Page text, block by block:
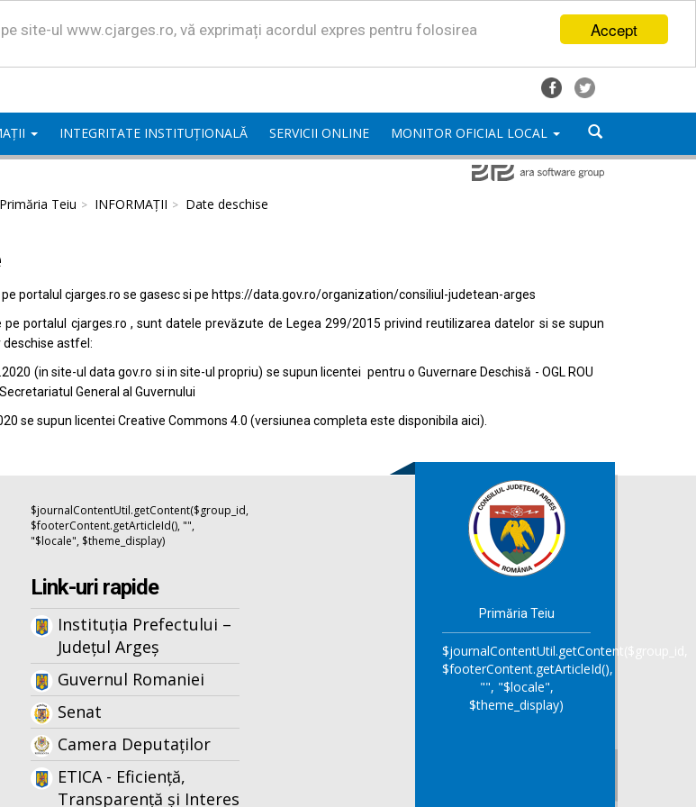
Accept
site-ul www.cjarges.ro, vă exprimați acordul expres pentru folosirea
INTEGRITATE INSTITUȚIONALĂ SERVICII ONLINE MONITOR OFICIAL LOCAL
Primăria Teiu INFORMAȚII Date deschise
portalul cjarges.ro se gasesc si pe https://data.gov.ro/organization/consiliul-judetean-arges
pe portalul cjarges.ro , sunt datele prevăzute de Legea 299/2015 privind reutilizarea datelor si se supun
deschise astfel:
(in site-ul datagov.ro si in site-ul propriu) se supun licentei pentru o Guvernare Deschisă - OGL ROU
General al Guvernului
se supun licentei Creative Commons 4.0 (versiunea completa este disponibila aici).
$journalContentUtil.getContent($group_id,
$footerContent.getArticleId(), "",
"$locale", $theme_display)
Link-uri rapide
Instituția Prefectului –
Județul Argeș
Guvernul Romaniei
Senat
Camera Deputaților
ETICA - Eficiență,
Transparență și Interes
Primăria Teiu
$journalContentUtil.getContent($group_id,
$footerContent.getArticleId(),
"", "$locale",
$theme_display)